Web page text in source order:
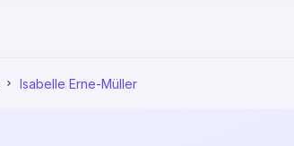
Isabelle Erne-Müller